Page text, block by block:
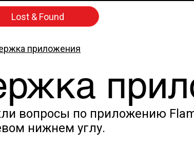
Lost & Found
приложения
вопросы по приложению
нижнем углу.